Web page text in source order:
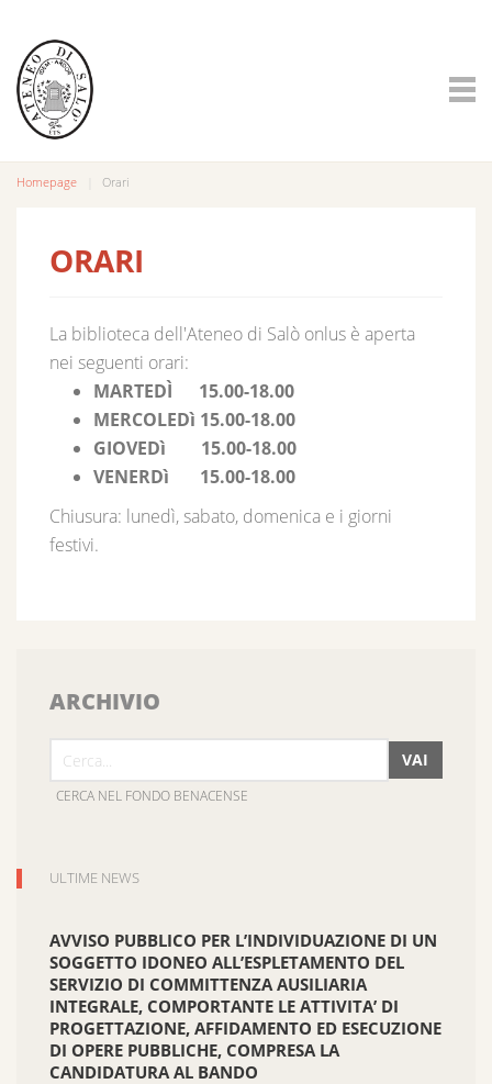
Homepage Orari
ORARI
La biblioteca dell'Ateneo di Salò onlus è aperta
nei seguenti orari:
MARTEDÌ 15.00-18.00
MERCOLEDì 15.00-18.00
GIOVEDì 15.00-18.00
VENERDì 15.00-18.00
Chiusura: lunedì, sabato, domenica e i giorni
festivi.
ARCHIVIO
VAI
CERCA NEL FONDO BENACENSE
ULTIME NEWS
AVVISO PUBBLICO PER L’INDIVIDUAZIONE DI UN
SOGGETTO IDONEO ALL’ESPLETAMENTO DEL
SERVIZIO DI COMMITTENZA AUSILIARIA
INTEGRALE, COMPORTANTE LE ATTIVITA’ DI
PROGETTAZIONE, AFFIDAMENTO ED ESECUZIONE
DI OPERE PUBBLICHE, COMPRESA LA
CANDIDATURA AL BANDO